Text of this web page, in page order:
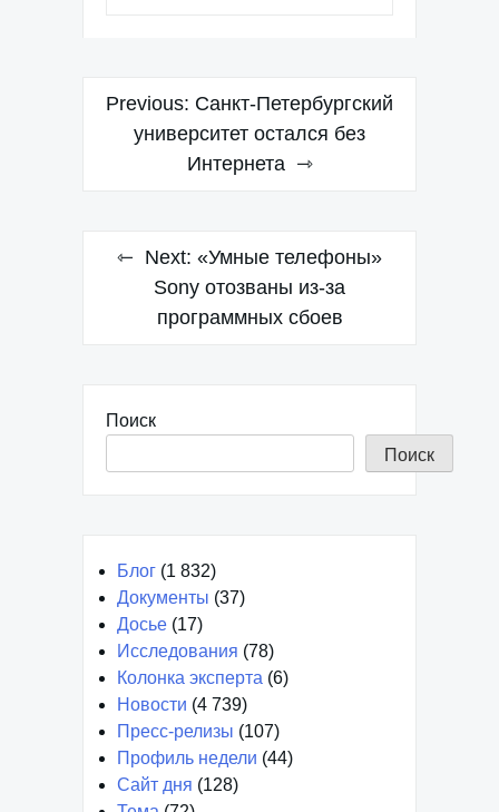
Навигация
записям
Previous: Санкт-Петербургский
университет остался без
Интернета
Next: «Умные телефоны»
Sony отозваны из-за
программных сбоев
Поиск
Поиск
Блог (1 832)
Документы (37)
Досье (17)
Исследования (78)
Колонка эксперта (6)
Новости (4 739)
Пресс-релизы (107)
Профиль недели (44)
Сайт дня (128)